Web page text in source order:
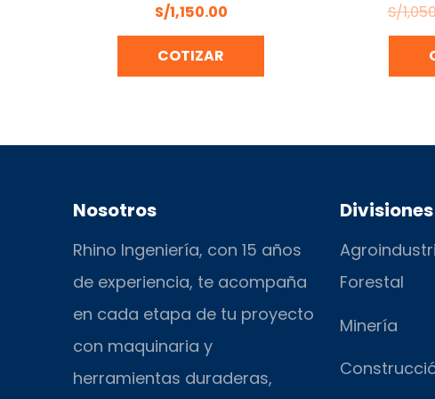
S/1,150.00
COTIZAR
S/
Nosotros
Rhino Ingeniería, con 15 años
de experiencia, te acompaña
en cada etapa de tu proyecto
con maquinaria y
herramientas duraderas,
Divisiones
Forestal
Minería